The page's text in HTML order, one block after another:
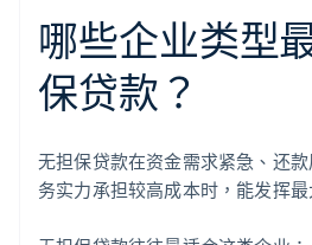
哪些企业类型
保贷款？
无担保贷款在资金需求紧急、还
务实力承担较高成本时，能发挥最